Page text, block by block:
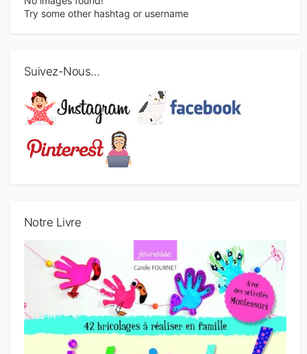
Try some other hashtag or username
Suivez-Nous…
Notre Livre